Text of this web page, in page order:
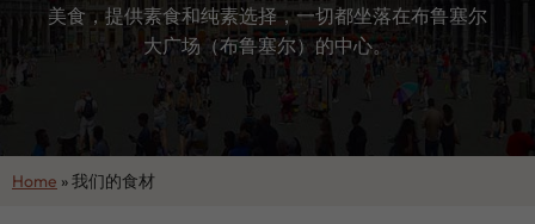
美食，提供素食和纯素选择，一切都坐落在布鲁塞尔
大广场（布鲁塞尔）的中心。
Home »我们的食材